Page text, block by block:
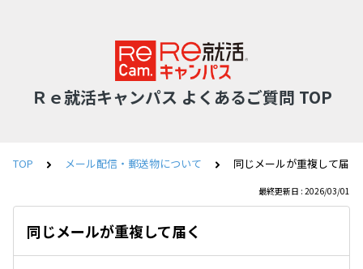
Ｒｅ就活キャンパス よくあるご質問 TOP
TOP メール配信・郵送物について 同じメールが重複して届く
最終更新日 : 2026/03/01
同じメールが重複して届く